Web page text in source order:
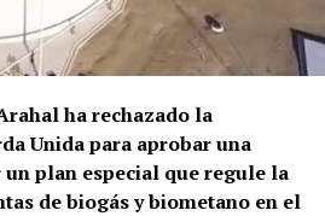
completamente aislado.
por este medio vienen
episodios de amenazas,
y situaciones
de salud, algunos
testimonios, con personas
de drogas.
ha rechazado la
Unida para aprobar una
plan especial que regule la
de biogás y biometano en el